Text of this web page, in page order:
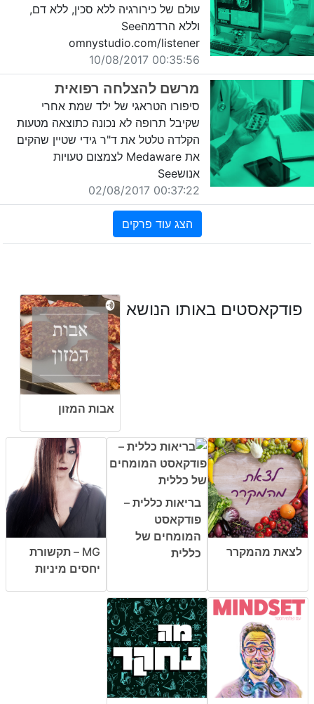
עולם של כירורגיה ללא סכין, ללא דם,
וללא הרדמהSee
omnystudio.com/listener
00:35:56 10/08/2017
מרשם להצלחה רפואית
סיפורו הטראגי של ילד שמת אחרי
שקיבל תרופה לא נכונה כתוצאה מטעות
הקלדה טלטל את ד"ר גידי שטיין שהקים
את Medaware לצמצום טעויות
אנושSee
00:37:22 02/08/2017
הצג עוד פרקים
פודקאסטים באותו הנושא
אבות המזון
לצאת מהמקרר
בריאות כללית –
פודקאסט
המומחים של
כללית
MG – תקשורת
יחסים מיניות